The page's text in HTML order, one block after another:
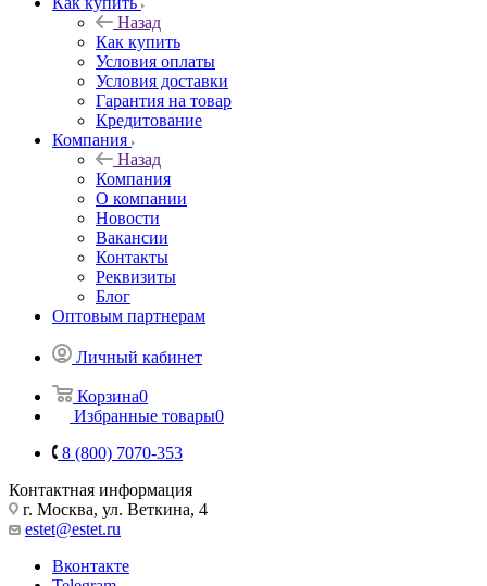
Назад
Как купить
Условия оплаты
Условия доставки
Гарантия на товар
Кредитование
Компания
Назад
Компания
О компании
Новости
Вакансии
Контакты
Реквизиты
Блог
Оптовым партнерам
Личный кабинет
Корзина0
Избранные товары0
8 (800) 7070-353
Контактная информация
г. Москва, ул. Веткина, 4
estet@estet.ru
Вконтакте